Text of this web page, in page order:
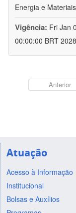
Energia e
Vigência: Fri Jan
00:00:00 BRT 2028
Anterior
Atuação
Acesso à Informação
Institucional
Bolsas e Auxílios